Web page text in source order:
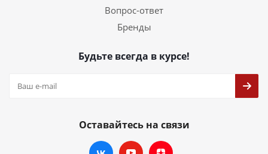
Вопрос-ответ
Бренды
Будьте всегда в курсе!
Оставайтесь на связи